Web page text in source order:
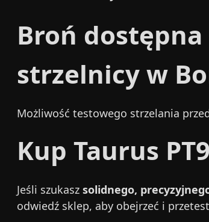
Broń
strzelnicy w
Możliwość testowego strzelania
Kup Taurus
Jeśli szukasz solidnego,
odwiedź sklep, aby obejrzeć i